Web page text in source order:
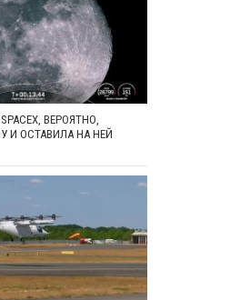
ВЕРОЯТНО,
И ОСТАВИЛА НА НЕЙ